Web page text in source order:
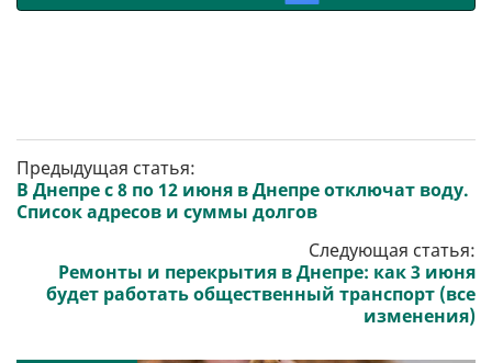
Предыдущая статья:
В Днепре с 8 по 12 июня в Днепре отключат воду.
Список адресов и суммы долгов
Следующая статья:
Ремонты и перекрытия в Днепре: как 3 июня
будет работать общественный транспорт (все
изменения)